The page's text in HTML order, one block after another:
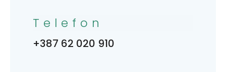
Telefon
+387 62 020 910